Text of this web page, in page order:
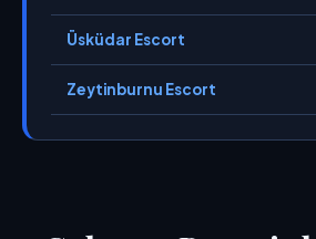
Üsküdar Escort
Zeytinburnu Escort